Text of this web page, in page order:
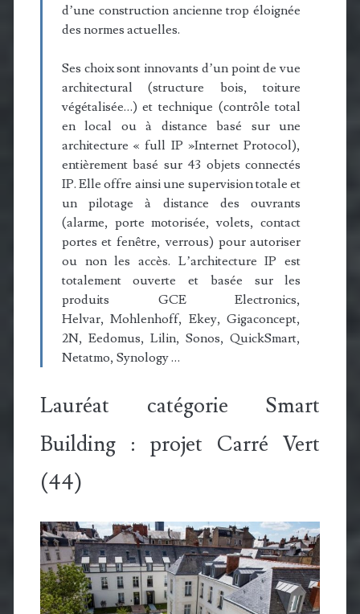
d’une construction ancienne trop éloignée
des normes actuelles.
Ses choix sont innovants d’un point de vue
architectural (structure bois, toiture
végétalisée…) et technique (contrôle total
en local ou à distance basé sur une
architecture « full IP »Internet Protocol),
entièrement basé sur 43 objets connectés
IP. Elle offre ainsi une supervision totale et
un pilotage à distance des ouvrants
(alarme, porte motorisée, volets, contact
portes et fenêtre, verrous) pour autoriser
ou non les accès. L’architecture IP est
totalement ouverte et basée sur les
produits GCE Electronics,
Helvar, Mohlenhoff, Ekey, Gigaconcept,
2N, Eedomus, Lilin, Sonos, QuickSmart,
Netatmo, Synology …
Lauréat catégorie Smart
Building : projet Carré Vert
(44)